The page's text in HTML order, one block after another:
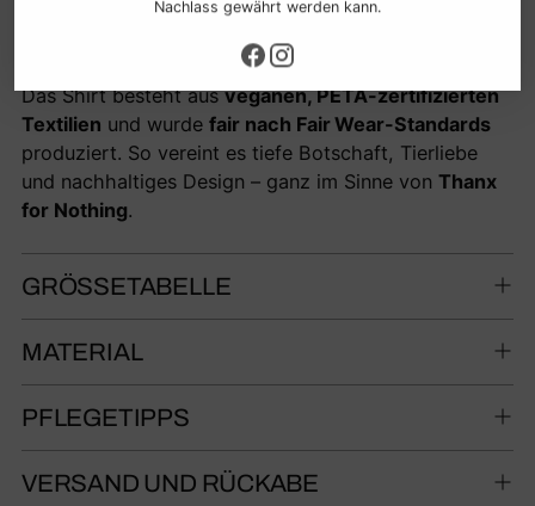
fordern mehr Mitgefühl und Menschlichkeit im
Umgang mit fühlenden Lebewesen.
Das Shirt besteht ausveganen, PETA-zertifizierten
Textilien und wurde fair nach Fair Wear-Standards
produziert. So vereint es tiefe Botschaft, Tierliebe
und nachhaltiges Design – ganz im Sinne von Thanx
for Nothing.
GRÖSSETABELLE
MATERIAL
PFLEGETIPPS
VERSAND UND RÜCKABE